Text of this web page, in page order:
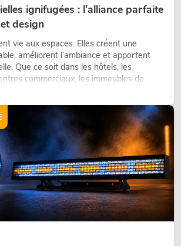
ignifugées : l'alliance parfaite
design
vie aux espaces. Elles créent une
améliorent l’ambiance et apportent
Que ce soit dans les hôtels, les
commerciaux, les immeubles de
stands d’exposition, une végétalisation de